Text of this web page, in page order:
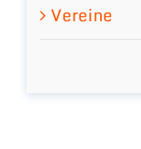
Vereine